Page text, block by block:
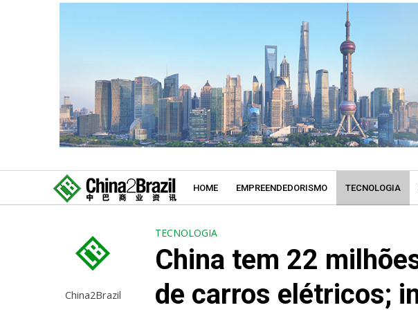
HOME EMPREENDEDORISMO TECNOLOGIA
China2Brazil
TECNOLOGIA
China tem 22
de carros elétricos;